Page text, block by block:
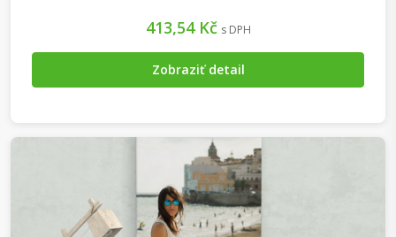
413,54 Kč s DPH
Zobraziť detail